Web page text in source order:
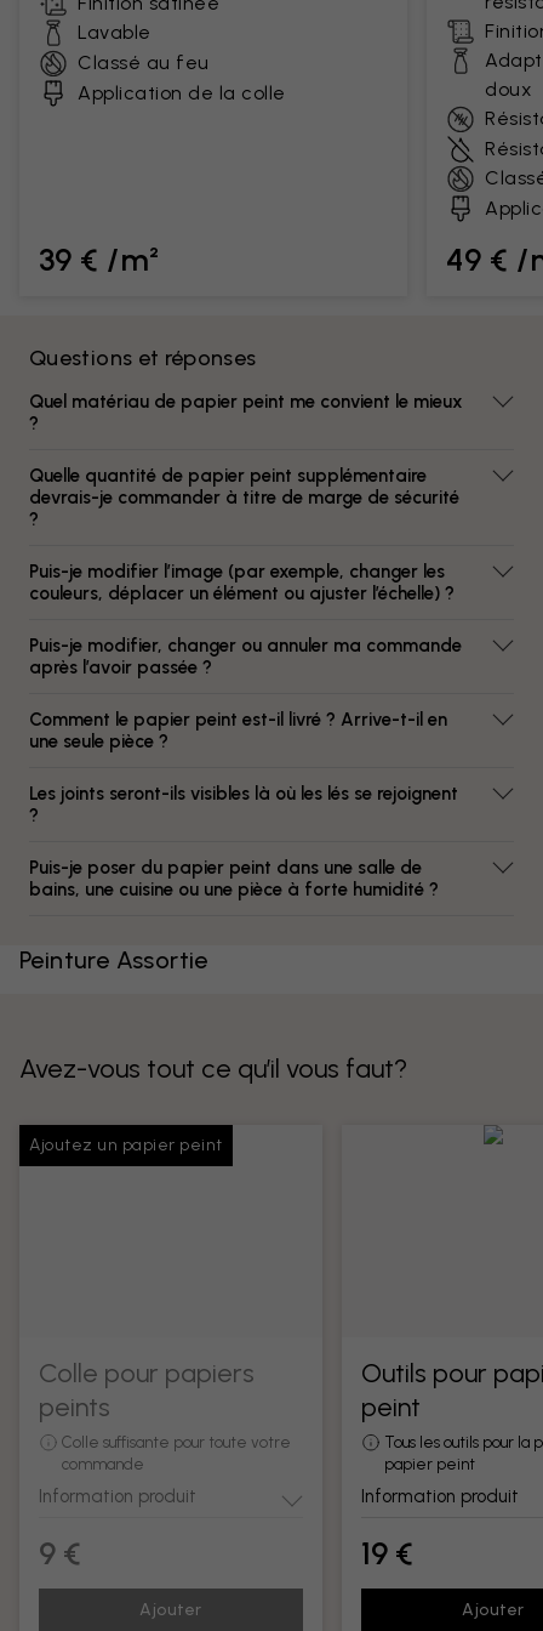
Lavable
Classé au feu
Application de la colle
39 € /m²
doux
49 € /
Questions et réponses
Quel matériau de papier peint me convient le mieux
?
Quelle quantité de papier peint supplémentaire
devrais-je commander à titre de marge de sécurité
?
Puis-je modifier l’image (par exemple, changer les
couleurs, déplacer un élément ou ajuster l’échelle) ?
Puis-je modifier, changer ou annuler ma commande
après l’avoir passée ?
Comment le papier peint est-il livré ? Arrive-t-il en
une seule pièce ?
Les joints seront-ils visibles là où les lés se rejoignent
?
Puis-je poser du papier peint dans une salle de
bains, une cuisine ou une pièce à forte humidité ?
Peinture Assortie
Avez-vous tout ce qu’il vous faut?
Ajoutez un papier peint
Colle pour papiers
peints
Colle suffisante pour toute votre
commande
Information produit
9 €
Ajouter
Outils pour
peint
Tous les outils pour la
papier peint
Information produit
19 €
Ajouter